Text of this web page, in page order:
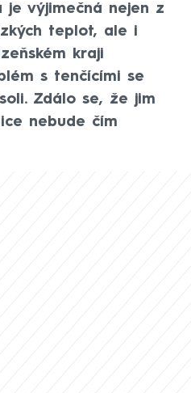
je výjimečná nejen z
teplot, ale i
kraji
s tenčícími se
Zdálo se, že jim
nebude čím